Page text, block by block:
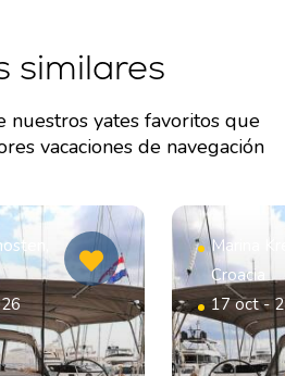
similares
nuestros yates favoritos que
vacaciones de navegación
Marina
Croacia
17 oct -